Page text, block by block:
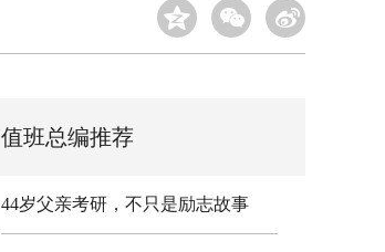
值班总编推荐
44岁父亲考研，不只是励志故事